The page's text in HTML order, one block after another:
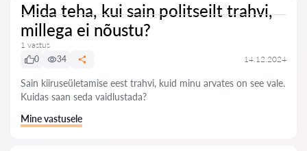
Mida teha, kui sain politseilt trahvi,
millega ei nõustu?
1 vastus
0
34 14.12.2024
Sain kiiruseületamise eest trahvi, kuid minu arvates on see vale.
Kuidas saan seda vaidlustada?
Mine vastusele